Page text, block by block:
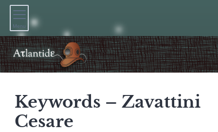
Menu
Keywords – Zavattini
Cesare